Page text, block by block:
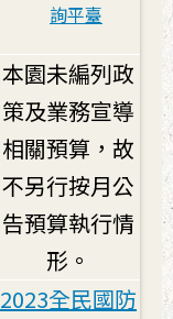
詢平臺
本園未編列政
策及業務宣導
相關預算，故
不另行按月公
告預算執行情
形。
2023全民國防